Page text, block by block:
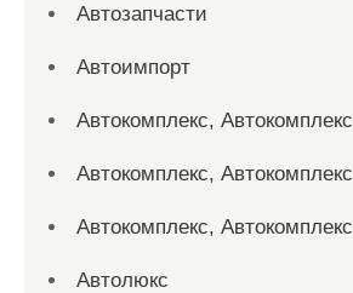
Автозапчасти
Автоимпорт
Автокомплекс, Автокомплекс
Автокомплекс, Автокомплекс
Автокомплекс, Автокомплекс
Автолюкс